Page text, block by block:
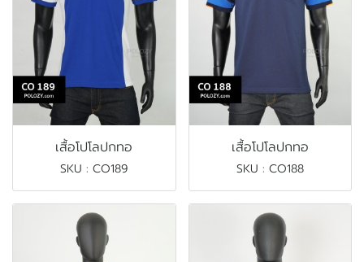
เสื้อโปโลปกทอ
SKU : CO189
เสื้อโปโลปกทอ
SKU : CO188